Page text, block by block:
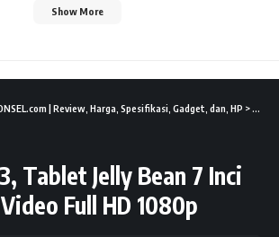
Show More
| Review, Harga, Spesifikasi, Gadget, dan, HP >
Tablet Jelly Bean 7 Inci
Full HD 1080p